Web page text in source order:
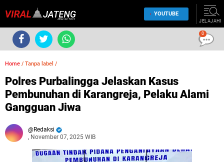
YOUTUBE
JELAJAHI
Home / Tanpa label /
Polres Purbalingga Jelaskan Kasus
Pembunuhan di Karangreja, Pelaku Alami
Gangguan Jiwa
Redaksi
, November 07, 2025 WIB
0